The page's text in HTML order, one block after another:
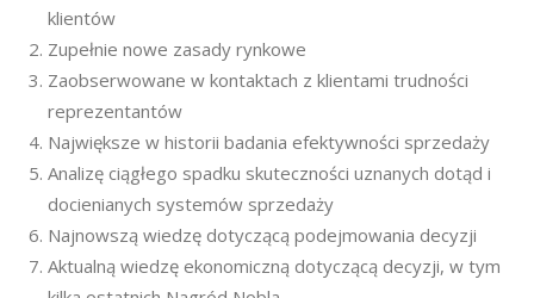
klientów
Zupełnie nowe zasady rynkowe
Zaobserwowane w kontaktach z klientami trudności
reprezentantów
Największe w historii badania efektywności sprzedaży
Analizę ciągłego spadku skuteczności uznanych dotąd i
docienianych systemów sprzedaży
Najnowszą wiedzę dotyczącą podejmowania decyzji
Aktualną wiedzę ekonomiczną dotyczącą decyzji, w tym